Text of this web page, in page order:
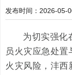
发布时间：2026-05-
为切实强化
员火灾应急处
火灾风险，沣